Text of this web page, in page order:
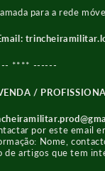
para a rede
**** ------
/
por este email
Nome,
de artigos que tem